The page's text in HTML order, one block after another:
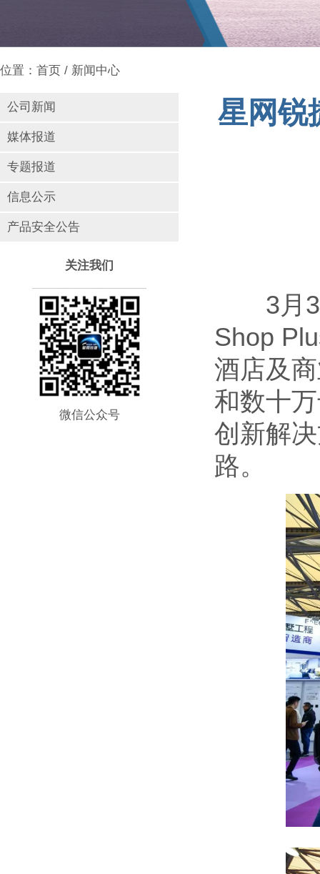
位置： 首页 / 新闻中心
公司新闻
媒体报道
专题报道
信息公示
产品安全公告
关注我们
微信公众号
星网锐
3月31
Shop
酒店及
和数十
创新解
路。